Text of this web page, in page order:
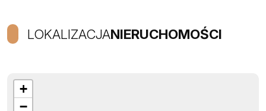
LOKALIZACJANIERUCHOMOŚCI
+
−